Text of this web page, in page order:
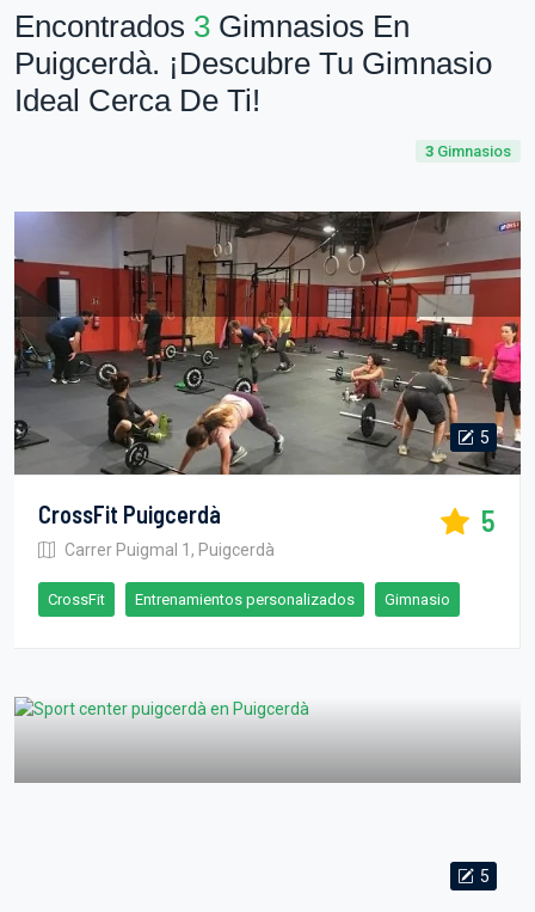
Encontrados 3 Gimnasios En
Puigcerdà. ¡Descubre Tu Gimnasio
Ideal Cerca De Ti!
3 Gimnasios
5
CrossFit Puigcerdà
Carrer Puigmal 1, Puigcerdà
5
CrossFit Entrenamientos personalizados Gimnasio
5